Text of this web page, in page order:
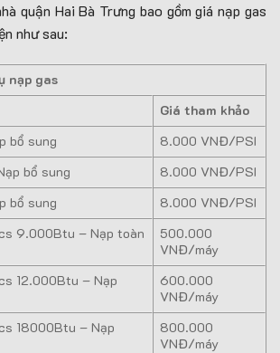
quận Hai Bà Trưng bao gồm giá nạp gas
như sau:
nạp gas
Giá tham khảo
bổ sung
8.000 VNĐ/PSI
bổ sung
8.000 VNĐ/PSI
bổ sung
8.000 VNĐ/PSI
9.000Btu – Nạp toàn
500.000
VNĐ/máy
12.000Btu – Nạp
600.000
VNĐ/máy
18000Btu – Nạp
800.000
VNĐ/máy